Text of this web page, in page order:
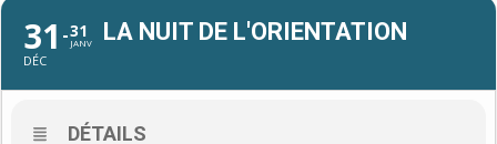
31
DÉC
31
JANV LA NUIT DE L'ORIENTATION
DÉTAILS